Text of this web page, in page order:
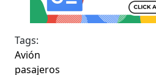
Tags:
Avión
pasajeros